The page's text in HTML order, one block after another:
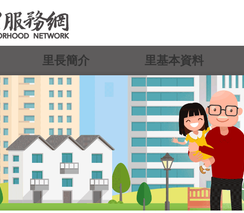
里長簡介 里基本資料